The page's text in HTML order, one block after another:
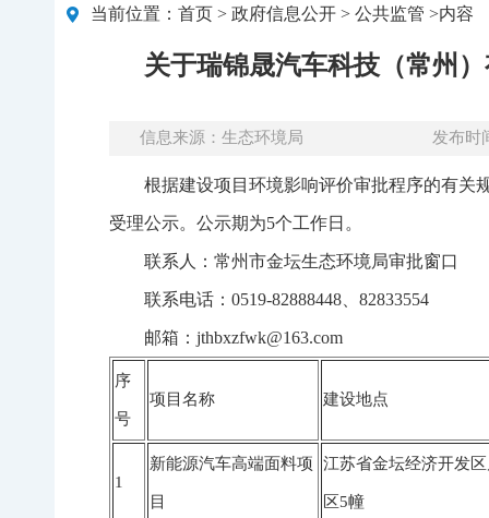
当前位置： 首页 > 政府信息公开 > 公共监管 >内容
关于瑞锦晟汽车科技（常州
信息来源：生态环境局 发布时
根据建设项目环境影响评价审批程序的有关
受理公示。公示期为5个工作日。
联系人：常州市金坛生态环境局审批窗口
联系电话：0519-82888448、82833554
邮箱：jthbxzfwk@163.com
序
号
项目名称 建设地点
1
新能源汽车高端面料项
目
江苏省金坛经济开发
区5幢